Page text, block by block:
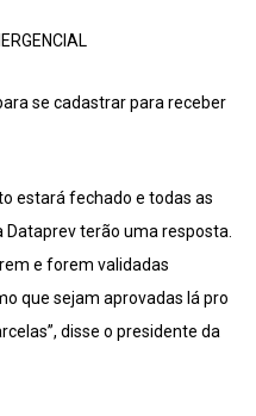
se cadastrar para receber
estará fechado e todas as
Dataprev terão uma resposta.
e forem validadas
que sejam aprovadas lá pro
disse o presidente da